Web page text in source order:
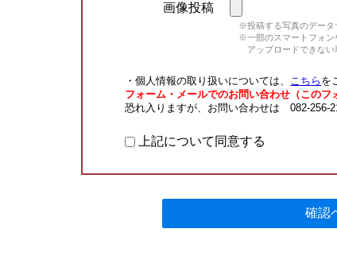
画像投稿
※投稿する写真のデータ
※一部のスマートフォン
アップロードできない
・個人情報の取り扱いについては、 こちら を
フォーム・メールでのお問い合わせ（このフ
恐れ入りますが、お問い合わせは 082-256-
上記について同意する
確認